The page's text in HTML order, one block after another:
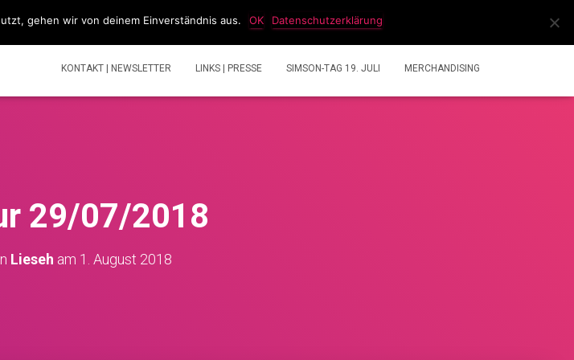
SIMSON TOUREN | VIDEOS 2 TAKT GEMISCHRECHNER
KONTAKT | NEWSLETTER LINKS | PRESSE SIMSON-TAG 19. JULI MERCHANDISING
29/07/2018
Lieseh am 1. August 2018
gehen wir von deinem Einverständnis aus. OK Datenschutzerklärung